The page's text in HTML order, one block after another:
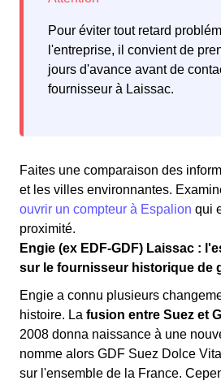
Pour éviter tout retard
l'entreprise, il convient de
jours d'avance avant de
fournisseur à Laissac.
Faites une comparaison des
et les villes environnantes.
ouvrir un compteur à Espalion qui
proximité.
Engie (ex EDF-GDF) Laissac :
sur le fournisseur historique de
Engie a connu plusieurs
histoire. La fusion entre Suez et
2008 donna naissance à une
nomme alors GDF Suez Dolce
sur l'ensemble de la France.